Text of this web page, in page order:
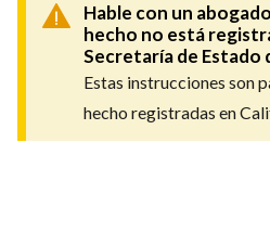
Hable con un
hecho no está
Secretaría de Estado
Estas instrucciones son
hecho registradas en